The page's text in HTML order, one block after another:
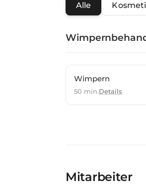
Alle
Wimpern
50 min.Details
Mitarbeiter